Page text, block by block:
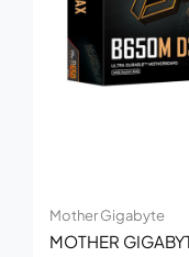
Mother Gigabyte
MOTHER